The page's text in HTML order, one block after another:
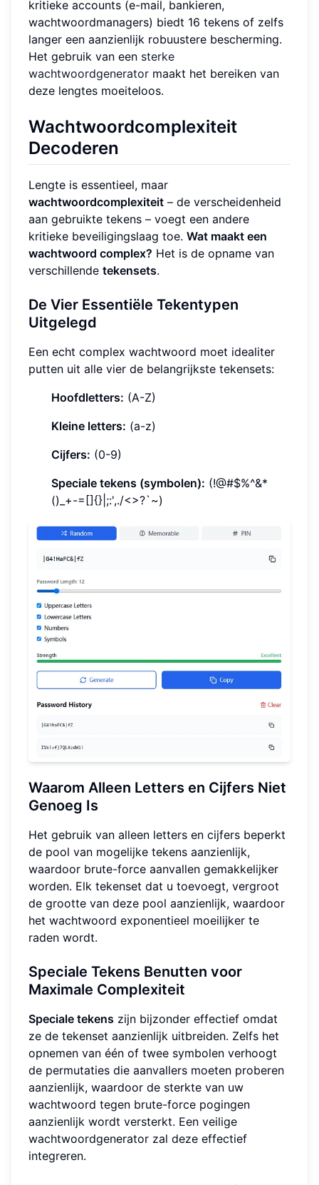
kritieke accounts (e-mail, bankieren,
wachtwoordmanagers) biedt 16 tekens of zelfs
langer een aanzienlijk robuustere bescherming.
Het gebruik van een sterke
wachtwoordgenerator maakt het bereiken van
deze lengtes moeiteloos.
Wachtwoordcomplexiteit
Decoderen
Lengte is essentieel, maar
wachtwoordcomplexiteit – de verscheidenheid
aan gebruikte tekens – voegt een andere
kritieke beveiligingslaag toe. Wat maakt een
wachtwoord complex? Het is de opname van
verschillende tekensets.
De Vier Essentiële Tekentypen
Uitgelegd
Een echt complex wachtwoord moet idealiter
putten uit alle vier de belangrijkste tekensets:
Hoofdletters: (A-Z)
Kleine letters: (a-z)
Cijfers: (0-9)
Speciale tekens (symbolen): (!@#$%^&*
()_+-=[]{}|;:',./<>?`~)
Waarom Alleen Letters en Cijfers Niet
Genoeg Is
Het gebruik van alleen letters en cijfers beperkt
de pool van mogelijke tekens aanzienlijk,
waardoor brute-force aanvallen gemakkelijker
worden. Elk tekenset dat u toevoegt, vergroot
de grootte van deze pool aanzienlijk, waardoor
het wachtwoord exponentieel moeilijker te
raden wordt.
Speciale Tekens Benutten voor
Maximale Complexiteit
Speciale tekens zijn bijzonder effectief omdat
ze de tekenset aanzienlijk uitbreiden. Zelfs het
opnemen van één of twee symbolen verhoogt
de permutaties die aanvallers moeten proberen
aanzienlijk, waardoor de sterkte van uw
wachtwoord tegen brute-force pogingen
aanzienlijk wordt versterkt. Een veilige
wachtwoordgenerator zal deze effectief
integreren.